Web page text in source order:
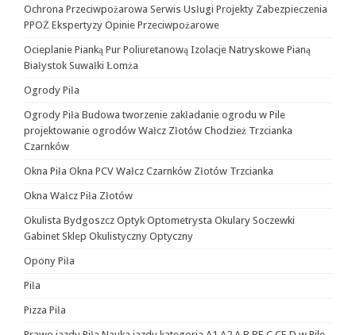
Ochrona Przeciwpożarowa Serwis Usługi Projekty Zabezpieczenia
PPOŻ Ekspertyzy Opinie Przeciwpożarowe
Ocieplanie Pianką Pur Poliuretanową Izolacje Natryskowe Pianą
Białystok Suwałki Łomża
Ogrody Piła
Ogrody Piła Budowa tworzenie zakładanie ogrodu w Pile
projektowanie ogrodów Wałcz Złotów Chodzież Trzcianka
Czarnków
Okna Piła Okna PCV Wałcz Czarnków Złotów Trzcianka
Okna Wałcz Piła Złotów
Okulista Bydgoszcz Optyk Optometrysta Okulary Soczewki
Gabinet Sklep Okulistyczny Optyczny
Opony Piła
Piła
Pizza Piła